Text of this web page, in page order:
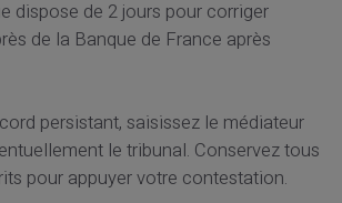
dispose de 2 jours pour corriger
de la Banque de France après
persistant, saisissez le médiateur
le tribunal. Conservez tous
pour appuyer votre contestation.